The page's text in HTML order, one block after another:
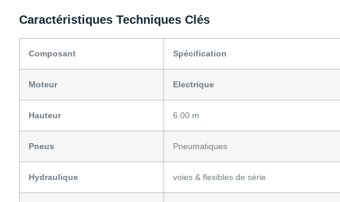
Caractéristiques Techniques Clés
Composant Spécification
Moteur Electrique
Hauteur 6.00 m
Pneus Pneumatiques
Hydraulique voies & flexibles de série